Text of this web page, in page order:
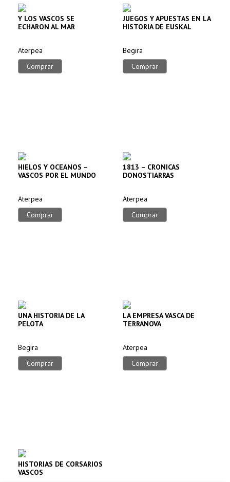
Y LOS VASCOS SE
ECHARON AL MAR
Aterpea
Comprar
JUEGOS Y APUESTAS EN LA
HISTORIA DE EUSKAL
Begira
Comprar
HIELOS Y OCEANOS –
VASCOS POR EL MUNDO
Aterpea
Comprar
1813 – CRONICAS
DONOSTIARRAS
Aterpea
Comprar
UNA HISTORIA DE LA
PELOTA
Begira
Comprar
LA EMPRESA VASCA DE
TERRANOVA
Aterpea
Comprar
HISTORIAS DE CORSARIOS
VASCOS